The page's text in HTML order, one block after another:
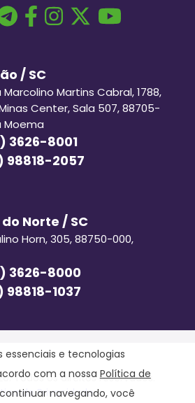
/ SC
Martins Cabral, 1788,
Center, Sala 507, 88705-
Moema
8001
98818-2057
Norte / SC
Horn, 305, 88750-000,
3626-8000
98818-1037
Todos os direitos reservados.
de Privacidade
essenciais e tecnologias
com a nossa Política de
navegando, você